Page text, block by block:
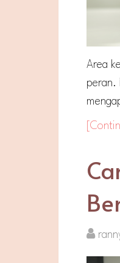
Area
peran.